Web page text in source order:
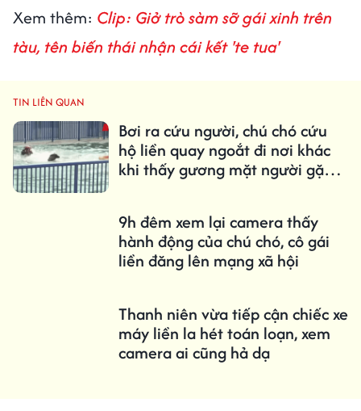
Xem thêm: Clip: Giở trò sàm sỡ gái xinh trên
tàu, tên biến thái nhận cái kết 'te tua'
TIN LIÊN QUAN
Bơi ra cứu người, chú chó cứu
hộ liền quay ngoắt đi nơi khác
khi thấy gương mặt người gặp
9h đêm xem lại camera thấy
hành động của chú chó, cô gái
liền đăng lên mạng xã hội
Thanh niên vừa tiếp cận chiếc xe
máy liền la hét toán loạn, xem
camera ai cũng hả dạ